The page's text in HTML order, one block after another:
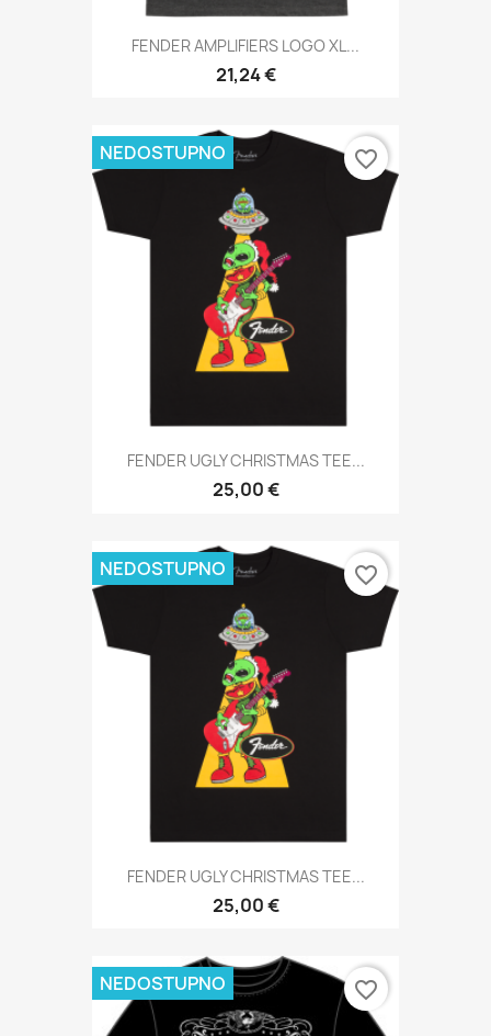
FENDER AMPLIFIERS LOGO XL...
21,24 €
FENDER UGLY CHRISTMAS TEE...
25,00 €
NEDOSTUPNO favorite_border
FENDER UGLY CHRISTMAS TEE...
25,00 €
NEDOSTUPNO favorite_border
NEDOSTUPNO favorite_border